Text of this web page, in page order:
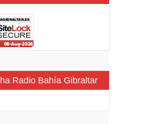
Radio Bahía Gibraltar